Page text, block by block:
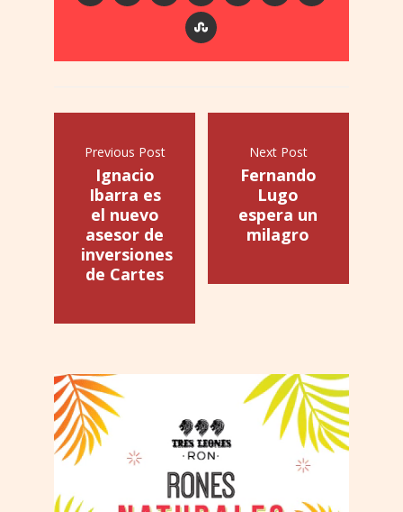
Previous Post
Ignacio
Ibarra es
el nuevo
asesor de
inversiones
de Cartes
Next Post
Fernando
Lugo
espera un
milagro